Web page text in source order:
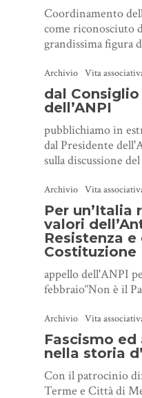
Coordinamento
come riconosciuto
grandissima figura
Archivio Vita
dal
dell’ANPI
pubblichiamo in
dal Presidente
sulla discussione
Archivio Vita
Per un’Italia
valori
Resistenza e
Costituzione
appello dell'ANPI
febbraio“Non è il
Archivio Vita
Fascismo
nella storia
Con il patrocinio
Terme e Città di